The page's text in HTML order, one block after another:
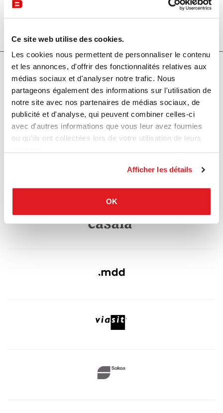
Ce site web utilise des cookies.
Les cookies nous permettent de personnaliser le contenu
et les annonces, d'offrir des fonctionnalités relatives aux
médias sociaux et d'analyser notre trafic. Nous
partageons également des informations sur l'utilisation de
notre site avec nos partenaires de médias sociaux, de
publicité et d'analyse, qui peuvent combiner celles-ci
avec d'autres informations que vous leur avez fournies
ou qu'ils ont collectées lors de votre utilisation de leurs
Afficher les détails
OK
est devenu un incontournable du design avec ses formes
uniques et son confort optimal.
Nos marques